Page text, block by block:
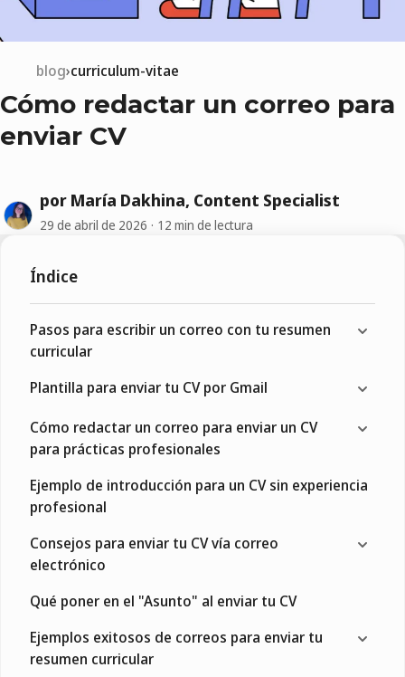
blog curriculum-vitae
Cómo redactar un correo para
enviar CV
por María Dakhina, Content Specialist
29 de abril de 2026 12 min de lectura
Índice
Pasos para escribir un correo con tu resumen
curricular
Plantilla para enviar tu CV por Gmail
Cómo redactar un correo para enviar un CV
para prácticas profesionales
Ejemplo de introducción para un CV sin experiencia
profesional
Consejos para enviar tu CV vía correo
electrónico
Qué poner en el "Asunto" al enviar tu CV
Ejemplos exitosos de correos para enviar tu
resumen curricular